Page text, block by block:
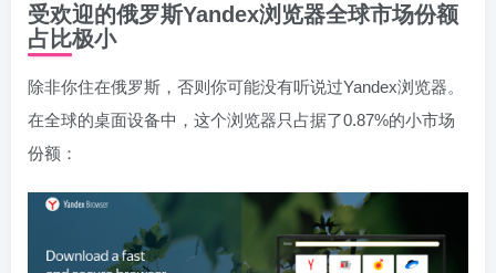
受欢迎的俄罗斯Yandex浏览器全球市场份额
占比极小
除非你住在俄罗斯，否则你可能没有听说过Yandex浏览器。
在全球的桌面设备中，这个浏览器只占据了0.87%的小市场
份额：